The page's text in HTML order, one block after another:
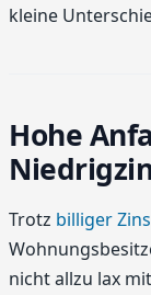
kleine
Hohe
Trotz billiger
nicht allzu lax